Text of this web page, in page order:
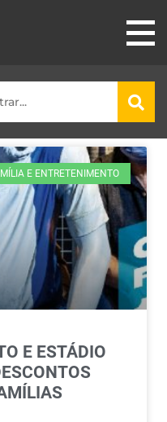
E ENTRETENIMENTO
E ESTÁDIO